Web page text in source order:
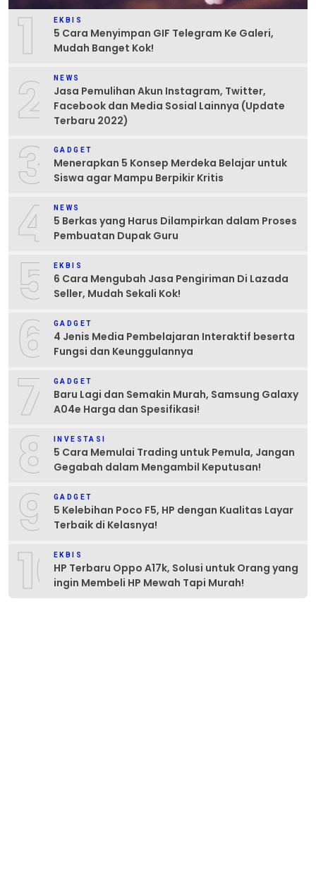
1 EKBIS
5 Cara Menyimpan GIF Telegram Ke Galeri,
Mudah Banget Kok!
2 NEWS
Jasa Pemulihan Akun Instagram, Twitter,
Facebook dan Media Sosial Lainnya (Update
Terbaru 2022)
3 GADGET
Menerapkan 5 Konsep Merdeka Belajar untuk
Siswa agar Mampu Berpikir Kritis
4 NEWS
5 Berkas yang Harus Dilampirkan dalam Proses
Pembuatan Dupak Guru
5 EKBIS
6 Cara Mengubah Jasa Pengiriman Di Lazada
Seller, Mudah Sekali Kok!
6 GADGET
4 Jenis Media Pembelajaran Interaktif beserta
Fungsi dan Keunggulannya
7 GADGET
Baru Lagi dan Semakin Murah, Samsung Galaxy
A04e Harga dan Spesifikasi!
8 INVESTASI
5 Cara Memulai Trading untuk Pemula, Jangan
Gegabah dalam Mengambil Keputusan!
9 GADGET
5 Kelebihan Poco F5, HP dengan Kualitas Layar
Terbaik di Kelasnya!
10EKBIS
HP Terbaru Oppo A17k, Solusi untuk Orang yang
ingin Membeli HP Mewah Tapi Murah!